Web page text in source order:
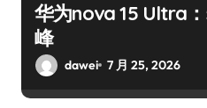
华为nova 15 Ultra
峰
dawei 7 月 25, 2026